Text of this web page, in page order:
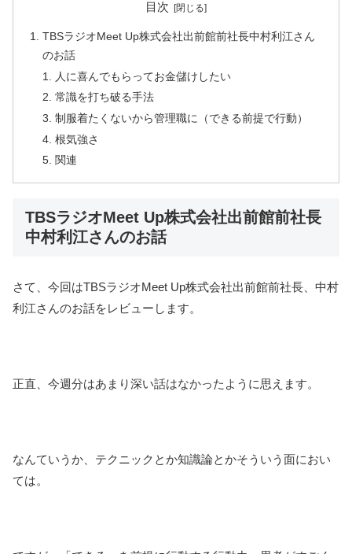
目次
TBSラジオMeet Up株式会社出前館前社長中村利江さん
のお話
人に喜んでもらってお金儲けしたい
常識を打ち破る手法
制服着たくないから管理職に（できる前提で行動）
根気強さ
関連
TBSラジオMeet Up株式会社出前館前社長
中村利江さんのお話
さて、今回はTBSラジオMeet Up株式会社出前館前社長、中村
利江さんのお話をレビューします。
正直、今週分はあまり深い話はなかったように思えます。
なんていうか、テクニックとか知識論とかそういう面におい
ては。